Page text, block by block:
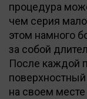
процедура
чем серия
этом намного
за собой
После каждой
на своем месте